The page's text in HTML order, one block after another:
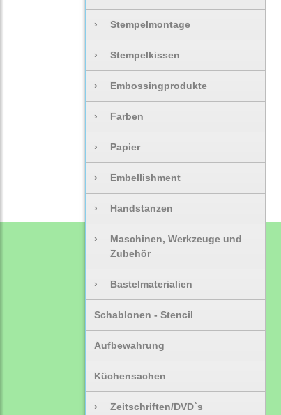
› Stempelmontage
› Stempelkissen
› Embossingprodukte
› Farben
› Papier
› Embellishment
› Handstanzen
›
Maschinen, Werkzeuge und
Zubehör
› Bastelmaterialien
Schablonen - Stencil
Aufbewahrung
Küchensachen
› Zeitschriften/DVD`s